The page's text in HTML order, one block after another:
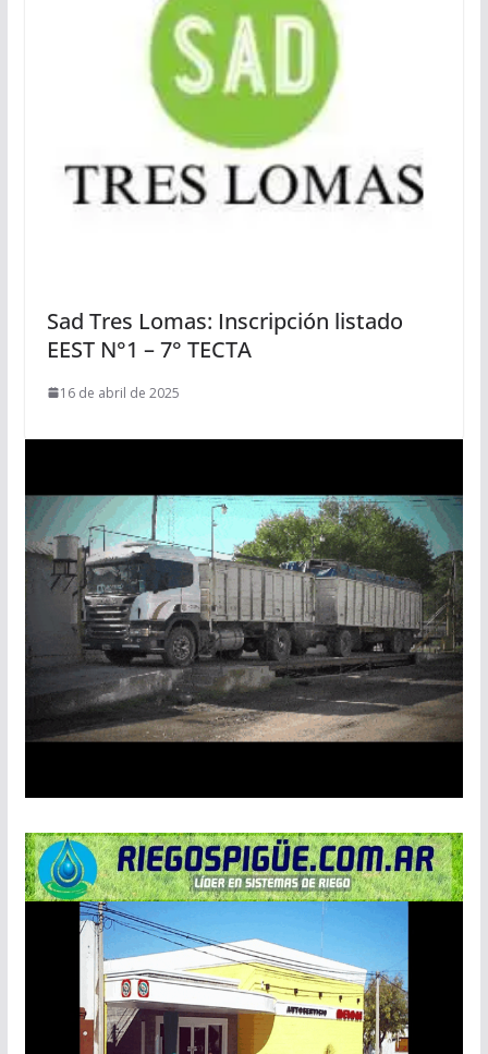
Sad Tres Lomas: Inscripción listado
EEST N°1 – 7° TECTA
16 de abril de 2025